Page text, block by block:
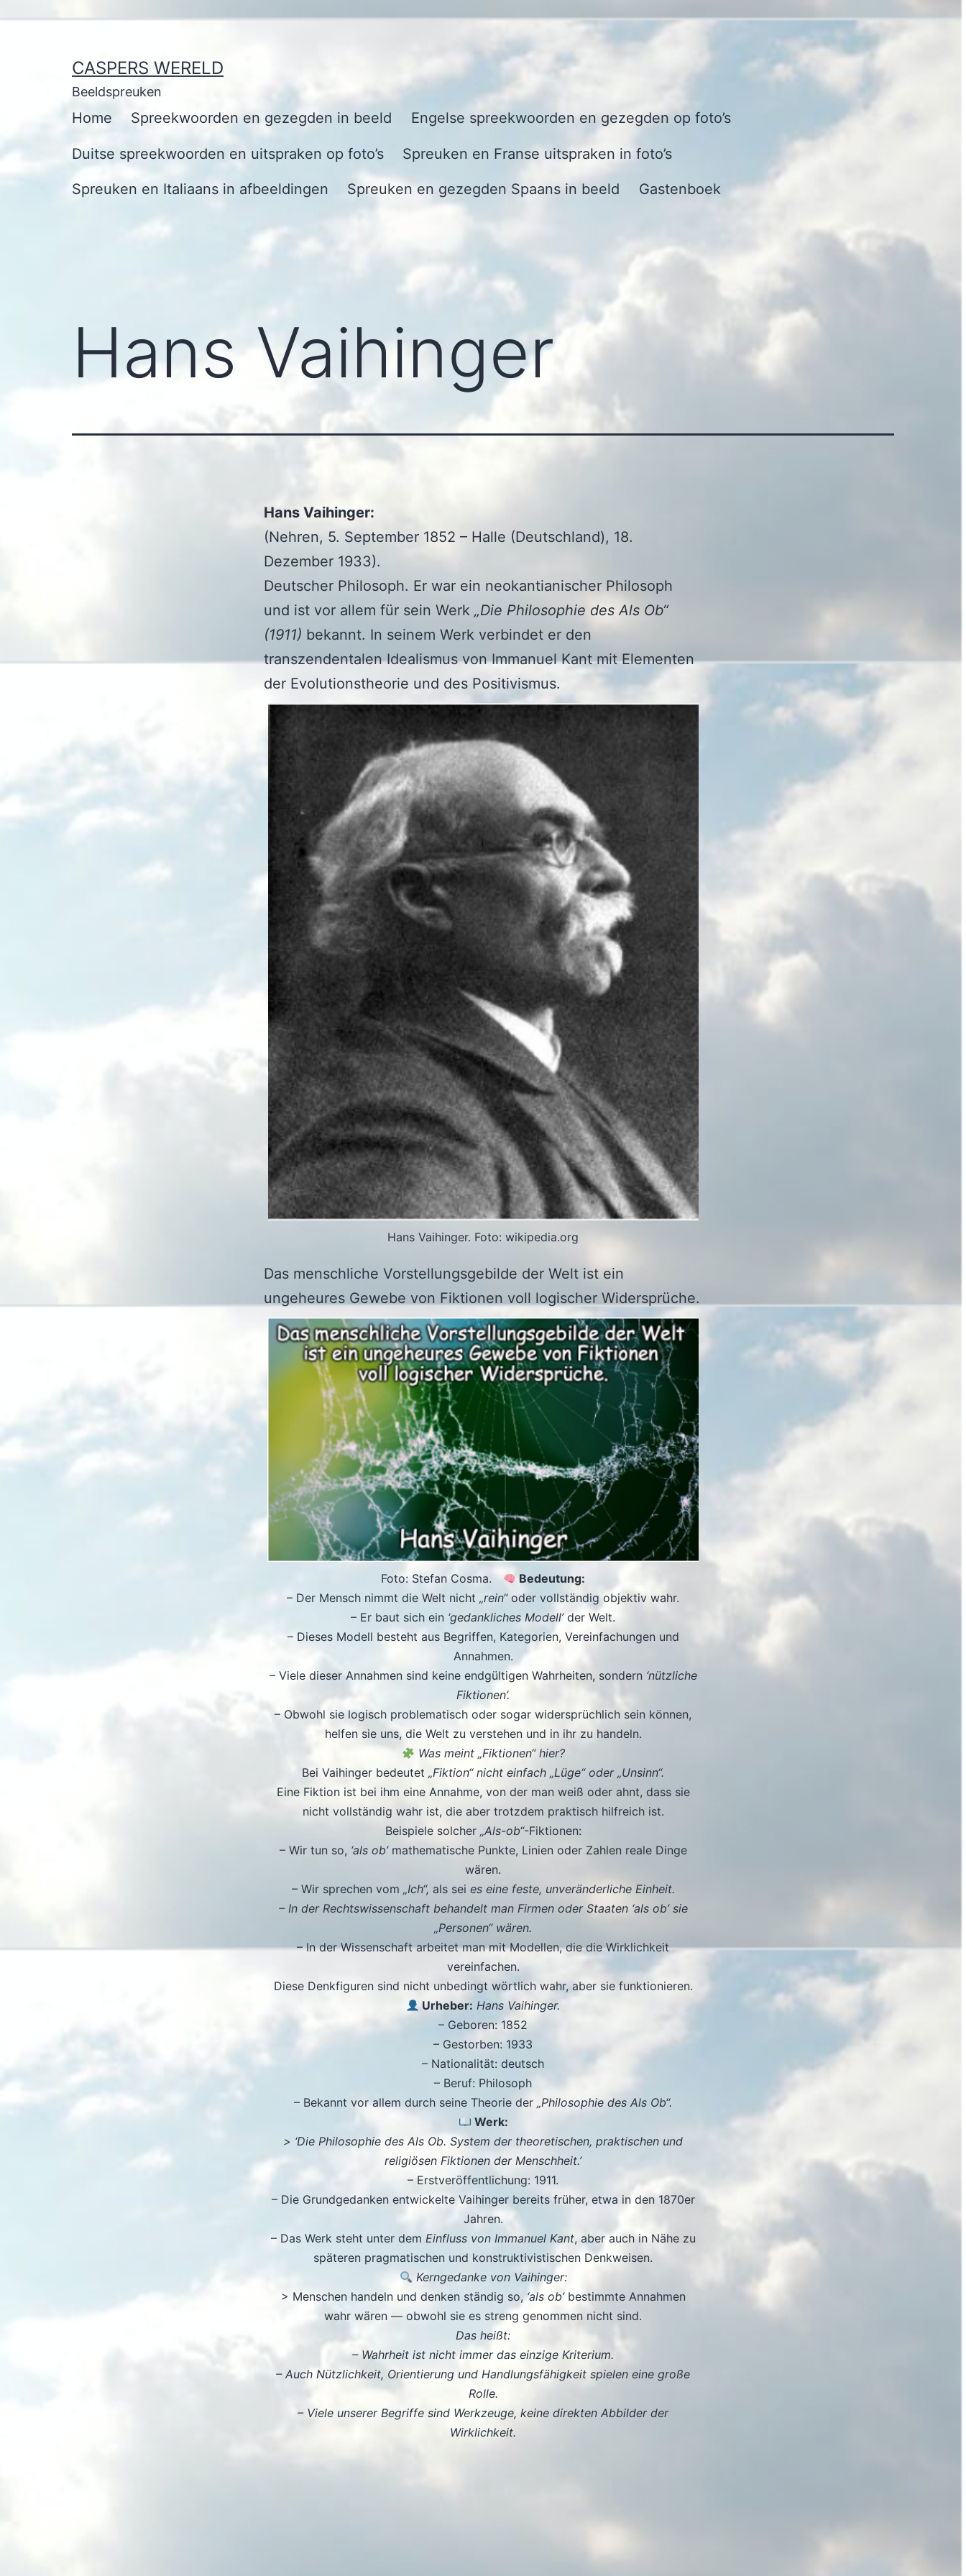
CASPERS WERELD
Beeldspreuken
Home Spreekwoorden en gezegden in beeld Engelse spreekwoorden en gezegden op foto’s
Duitse spreekwoorden en uitspraken op foto’s Spreuken en Franse uitspraken in foto’s
Spreuken en Italiaans in afbeeldingen Spreuken en gezegden Spaans in beeld Gastenboek
Hans Vaihinger
Hans Vaihinger:
(Nehren, 5. September 1852 – Halle (Deutschland), 18.
Dezember 1933).
Deutscher Philosoph. Er war ein neokantianischer Philosoph
und ist vor allem für sein Werk „Die Philosophie des Als Ob“
(1911) bekannt. In seinem Werk verbindet er den
transzendentalen Idealismus von Immanuel Kant mit Elementen
der Evolutionstheorie und des Positivismus.
Hans Vaihinger. Foto: wikipedia.org
Das menschliche Vorstellungsgebilde der Welt ist ein
ungeheures Gewebe von Fiktionen voll logischer Widersprüche.
Foto: Stefan Cosma.
Bedeutung:
– Der Mensch nimmt die Welt nicht „rein“oder vollständig objektiv wahr.
– Er baut sich ein ‘gedankliches Modell’der Welt.
– Dieses Modell besteht aus Begriffen, Kategorien, Vereinfachungen und
Annahmen.
– Viele dieser Annahmen sind keine endgültigen Wahrheiten, sondern ‘nützliche
Fiktionen’.
– Obwohl sie logisch problematisch oder sogar widersprüchlich sein können,
helfen sie uns, die Welt zu verstehen und in ihr zu handeln.
Was meint „Fiktionen“ hier?
Bei Vaihinger bedeutet „Fiktion“ nicht einfach „Lüge“ oder „Unsinn“.
Eine Fiktion ist bei ihm eine Annahme, von der man weiß oder ahnt, dass sie
nicht vollständig wahr ist, die aber trotzdem praktisch hilfreich ist.
Beispiele solcher„Als-ob“-Fiktionen:
– Wir tun so, ‘als ob’mathematische Punkte, Linien oder Zahlen reale Dinge
wären.
– Wir sprechen vom „Ich“, als sei es eine feste, unveränderliche Einheit.
– In der Rechtswissenschaft behandelt man Firmen oder Staaten ‘als ob’ sie
„Personen“ wären.
– In der Wissenschaft arbeitet man mit Modellen, die die Wirklichkeit
vereinfachen.
Diese Denkfiguren sind nicht unbedingt wörtlich wahr, aber sie funktionieren.
Urheber: Hans Vaihinger.
– Geboren: 1852
– Gestorben: 1933
– Nationalität: deutsch
– Beruf: Philosoph
– Bekannt vor allem durch seine Theorie der „Philosophie des Als Ob“.
Werk:
> ‘Die Philosophie des Als Ob. System der theoretischen, praktischen und
religiösen Fiktionen der Menschheit.’
– Erstveröffentlichung: 1911.
– Die Grundgedanken entwickelte Vaihinger bereits früher, etwa in den 1870er
Jahren.
– Das Werk steht unter dem Einfluss von Immanuel Kant, aber auch in Nähe zu
späteren pragmatischen und konstruktivistischen Denkweisen.
Kerngedanke von Vaihinger:
> Menschen handeln und denken ständig so,‘als ob’bestimmte Annahmen
wahr wären — obwohl sie es streng genommen nicht sind.
Das heißt:
– Wahrheit ist nicht immer das einzige Kriterium.
– Auch Nützlichkeit, Orientierung und Handlungsfähigkeit spielen eine große
Rolle.
– Viele unserer Begriffe sind Werkzeuge, keine direkten Abbilder der
Wirklichkeit.